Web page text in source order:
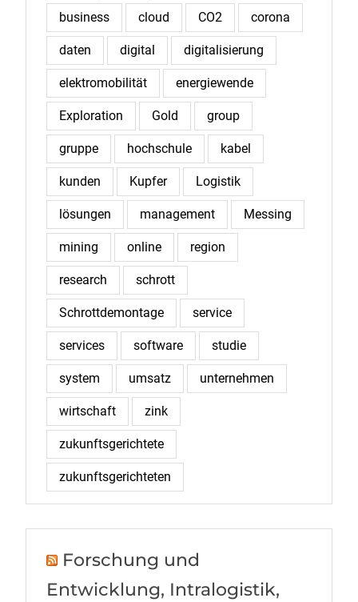
business cloud CO2 corona
daten digital digitalisierung
elektromobilität energiewende
Exploration Gold group
gruppe hochschule kabel
kunden Kupfer Logistik
lösungen management Messing
mining online region
research schrott
Schrottdemontage service
services software studie
system umsatz unternehmen
wirtschaft zink
zukunftsgerichtete
zukunftsgerichteten
Forschung und
Entwicklung, Intralogistik,